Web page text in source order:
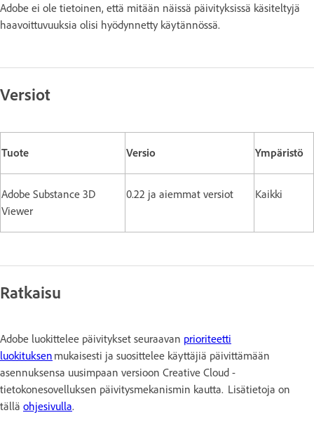
Adobe ei ole tietoinen, että mitään näissä päivityksissä käsiteltyjä
haavoittuvuuksia olisi hyödynnetty käytännössä.
Versiot
Tuote Versio Ympäristö
Adobe Substance 3D
Viewer
0.22 ja aiemmat versiot Kaikki
Ratkaisu
Adobe luokittelee päivitykset seuraavan prioriteetti
luokituksen mukaisesti ja suosittelee käyttäjiä päivittämään
asennuksensa uusimpaan versioon Creative Cloud -
tietokonesovelluksen päivitysmekanismin kautta. Lisätietoja on
tällä ohjesivulla.